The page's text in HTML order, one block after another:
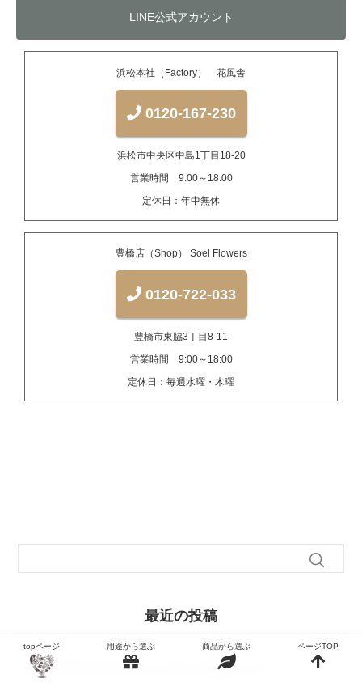
LINE公式アカウント
浜松本社（Factory） 花風舎
0120-167-230
浜松市中央区中島1丁目18-20
営業時間 9:00～18:00
定休日：年中無休
豊橋店（Shop） Soel Flowers
0120-722-033
豊橋市東脇3丁目8-11
営業時間 9:00～18:00
定休日：毎週水曜・木曜
最近の投稿
LINEでお問い合わせいただく前にご確認ください
topページ 用途から選ぶ 商品から選ぶ ページTOP